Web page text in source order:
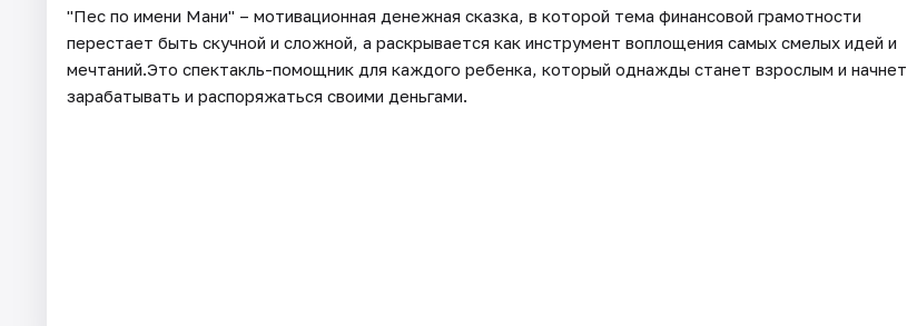
"Пес по имени Мани" – мотивационная денежная сказка, в которой тема финансовой грамотности
перестает быть скучной и сложной, а раскрывается как инструмент воплощения самых смелых идей и
мечтаний.Это спектакль-помощник для каждого ребенка, который однажды станет взрослым и начнет
зарабатывать и распоряжаться своими деньгами.